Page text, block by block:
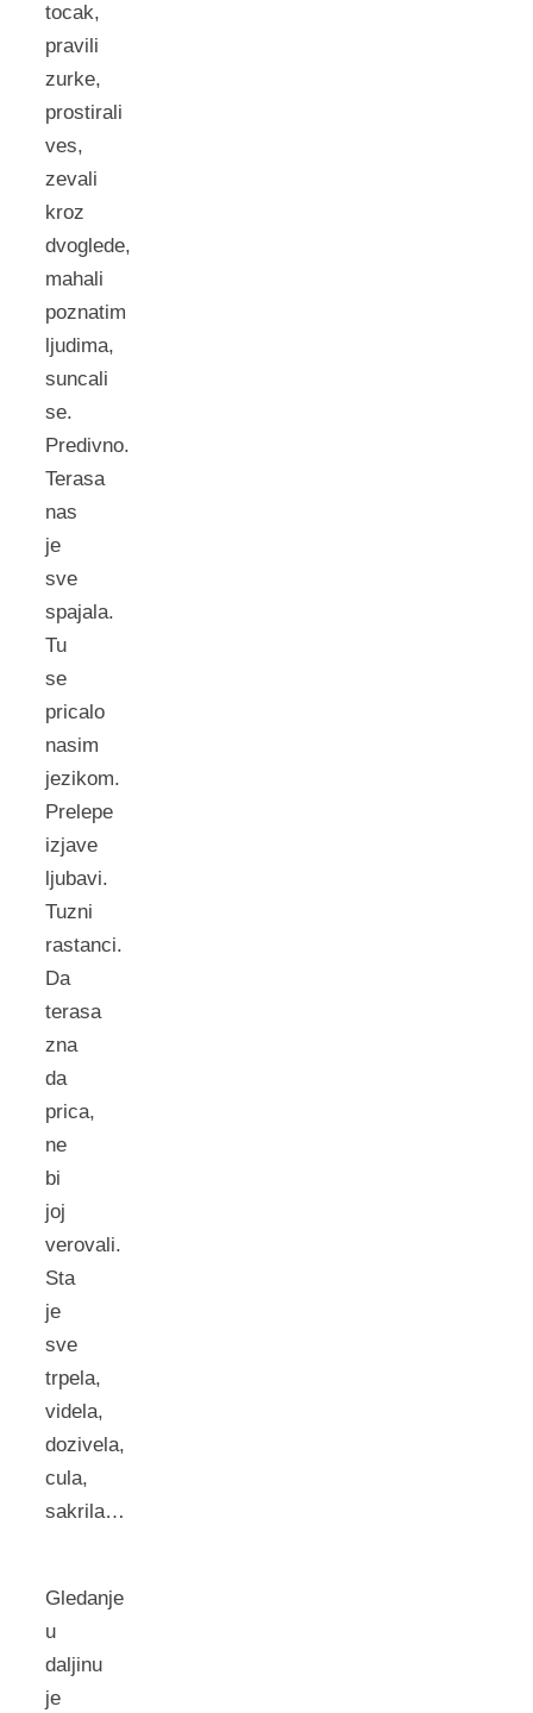
tocak,
pravili
zurke,
prostirali
ves,
zevali
kroz
dvoglede,
mahali
poznatim
ljudima,
suncali
se.
Predivno.
Terasa
nas
je
sve
spajala.
Tu
se
pricalo
nasim
jezikom.
Prelepe
izjave
ljubavi.
Tuzni
rastanci.
Da
terasa
zna
da
prica,
ne
bi
joj
verovali.
Sta
je
sve
trpela,
videla,
dozivela,
cula,
sakrila…
Gledanje
u
daljinu
je